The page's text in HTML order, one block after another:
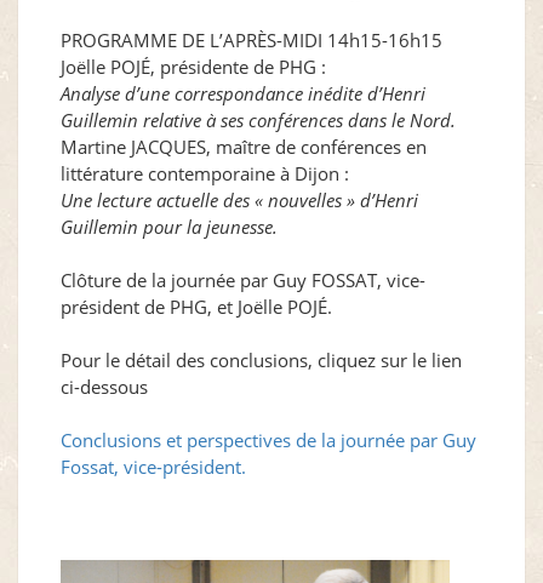
PROGRAMME DE L’APRÈS-MIDI 14h15-16h15
Joëlle POJÉ, présidente de PHG :
Analyse d’une correspondance inédite d’Henri
Guillemin relative à ses conférences dans le Nord.
Martine JACQUES, maître de conférences en
littérature contemporaine à Dijon :
Une lecture actuelle des « nouvelles » d’Henri
Guillemin pour la jeunesse.
Clôture de la journée par Guy FOSSAT, vice-
président de PHG, et Joëlle POJÉ.
Pour le détail des conclusions, cliquez sur le lien
ci-dessous
Conclusions et perspectives de la journée par Guy
Fossat, vice-président.